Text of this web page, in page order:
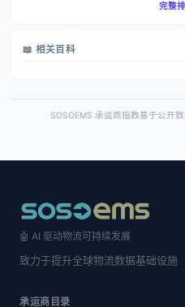
完整
📖 相关百科
SOSOEMS 承运商指数基于公开
🤖 AI 驱动物流可持续发展
致力于提升全球物流数据基础设施
承运商目录